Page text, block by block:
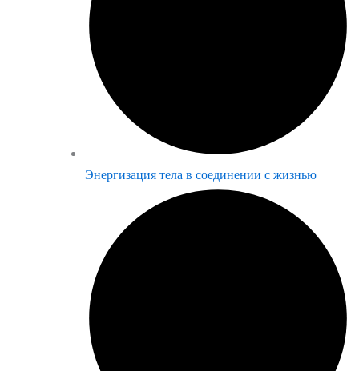
Энергизация тела в соединении с жизнью